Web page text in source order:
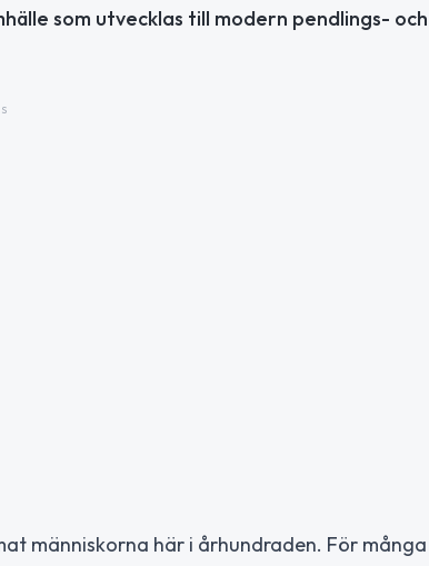
som utvecklas till modern pendlings- och
människorna här i århundraden. För många